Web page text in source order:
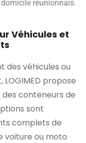
réunionnais.
Véhicules et
des véhicules ou
propose
des conteneurs de
sont
complets de
voiture ou moto